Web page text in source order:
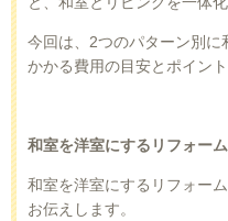
今回は、 2つのパターン別に
かかる費用の目安とポイント
和室を洋室にするリフォー
和室を洋室にするリフォーム
お伝えします。